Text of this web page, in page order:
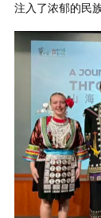
注入了浓郁的民